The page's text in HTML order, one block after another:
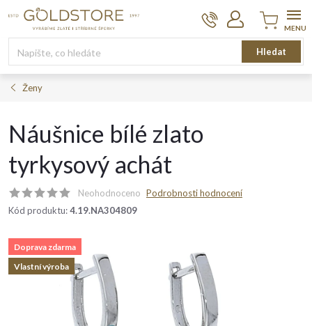
Hledat
Nákupní
košík
Ženy
Náušnice bílé zlato
tyrkysový achát
Neohodnoceno Podrobnosti hodnocení
Kód produktu:4.19.NA304809
Doprava zdarma
Vlastní výroba